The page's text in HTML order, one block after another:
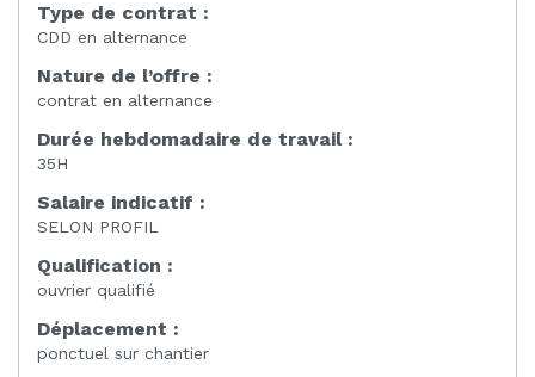
Type de contrat :
CDD en alternance
Nature de l’offre :
contrat en alternance
Durée hebdomadaire de travail :
35H
Salaire indicatif :
SELON PROFIL
Qualification :
ouvrier qualifié
Déplacement :
ponctuel sur chantier